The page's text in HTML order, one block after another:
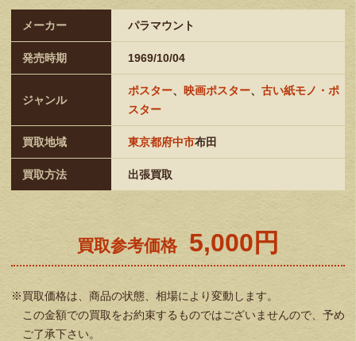
メーカー パラマウント
発売時期 1969/10/04
ジャンル
ポスター、 映画ポスター、 古い紙モノ・ポ
スター
買取地域 東京都府中市布田
買取方法 出張買取
買取参考価格 5,000円
※買取価格は、商品の状態、相場により変動します。
この金額での買取をお約束するものではございませんので、予め
ご了承下さい。